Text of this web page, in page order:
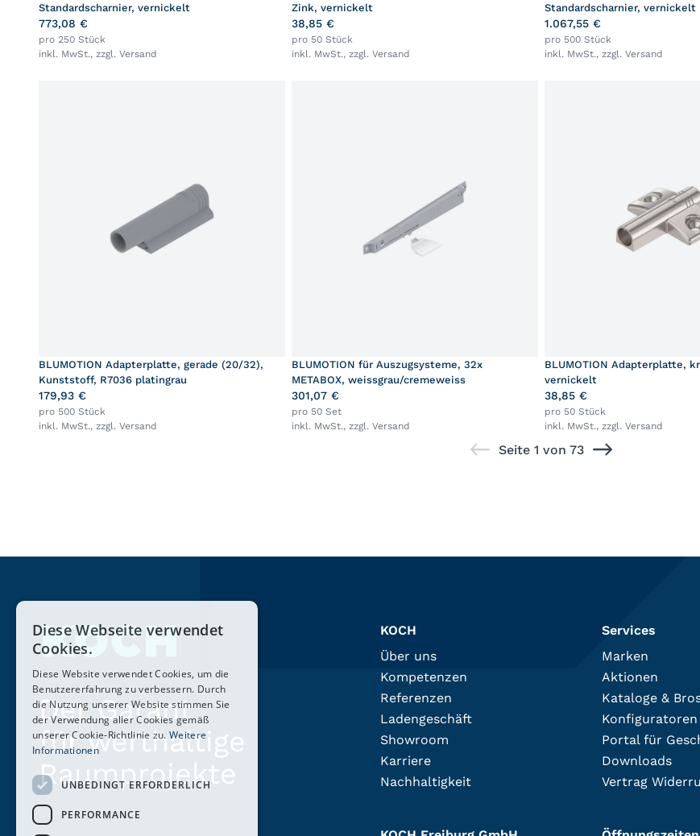
Standardscharnier, vernickelt
773,08 €
pro 250 Stück
inkl. MwSt., zzgl. Versand
Zink, vernickelt
38,85 €
pro 50 Stück
inkl. MwSt., zzgl. Versand
Standardscharnier, vernickelt
1.067,55 €
pro 500 Stück
inkl. MwSt., zzgl. Versand
BLUMOTION Adapterplatte, gerade (20/32),
Kunststoff, R7036 platingrau
179,93 €
pro 500 Stück
inkl. MwSt., zzgl. Versand
BLUMOTION für Auszugsysteme, 32x
METABOX, weissgrau/cremeweiss
301,07 €
pro 50 Set
inkl. MwSt., zzgl. Versand
BLUMOTION Adapterplatte,
vernickelt
38,85 €
pro 50 Stück
inkl. MwSt., zzgl. Versand
Seite 1 von 73
Der Garant
für werthaltige
Raumprojekte
KOCH
Über uns
Kompetenzen
Referenzen
Ladengeschäft
Showroom
Karriere
Nachhaltigkeit
Services
Marken
Aktionen
Kataloge &
Konfiguratoren
Portal für
Downloads
Vertrag
Diese Webseite verwendet
Cookies.
Diese Website verwendet Cookies, um die
Benutzererfahrung zu verbessern. Durch
die Nutzung unserer Website stimmen Sie
der Verwendung aller Cookies gemäß
unserer Cookie-Richtlinie zu.Weitere
Informationen
UNBEDINGT ERFORDERLICH
PERFORMANCE